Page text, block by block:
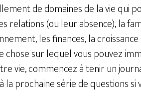
de domaines de la vie qui
relations (ou leur absence), la
les finances, la
chose sur lequel vous pouvez
vie, commencez à tenir un
la prochaine série de questions si